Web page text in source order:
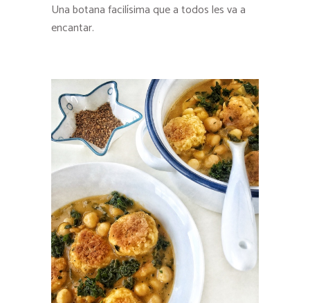
Una botana facilísima que a todos les va a
encantar.